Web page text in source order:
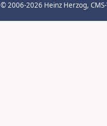
© 2006-2026 Heinz Herzog,